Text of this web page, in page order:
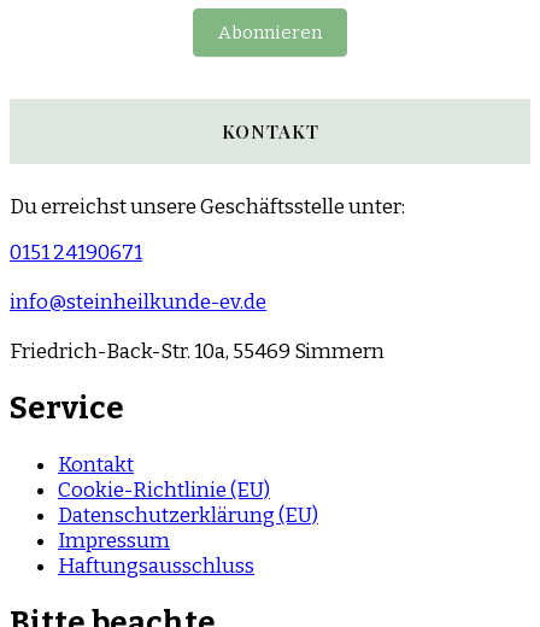
Abonnieren
KONTAKT
Du erreichst unsere Geschäftsstelle unter:
0151 24190671
info@steinheilkunde-ev.de
Friedrich-Back-Str. 10a, 55469 Simmern
Service
Kontakt
Cookie-Richtlinie (EU)
Datenschutzerklärung (EU)
Impressum
Haftungsausschluss